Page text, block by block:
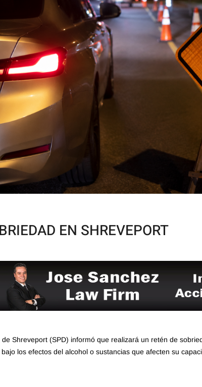
EN SHREVEPORT
Shreveport (SPD) informó que realizará un retén de
los efectos del alcohol o sustancias que afecten su